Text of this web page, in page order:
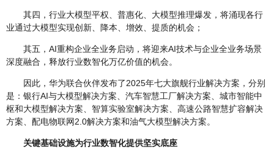
其四，行业大模型平权、普惠化、大模型推理爆发，将涌现各行
业通过大模型实现创新、降本、增效、提质的机会；
其五，AI重构企业全业务启动，将迎来AI技术与企业全业务场景
深度融合，释放行业数智化万亿价值的机会。
因此，华为联合伙伴发布了2025年七大旗舰行业解决方案，分别
是：银行AI与大模型解决方案、汽车智慧工厂解决方案、城市智能中
枢和大模型解决方案、智算实验室解决方案、高速公路智慧扩容解决
方案、配电物联网2.0解决方案和油气大模型解决方案。
关键基础设施为行业数智化提供坚实底座